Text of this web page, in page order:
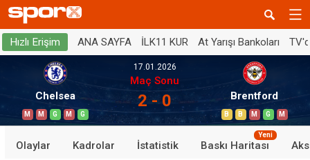
Hızlı Erişim ANA SAYFA İLK11 KUR At Yarışı Bankoları
Chelsea
M M G M G
17.01.2026
Maç Sonu
2 - 0 Brentford
B B M G M
Olaylar Kadrolar İstatistik Baskı Haritası
Yeni